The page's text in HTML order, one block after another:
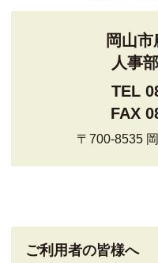
岡山
人事
TEL
FAX
〒700-8535
ご利用者の皆様へ